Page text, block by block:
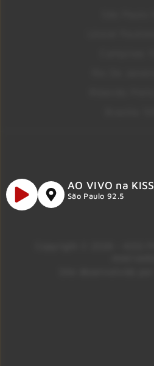
AO VIVO na KISS
São Paulo 92.5